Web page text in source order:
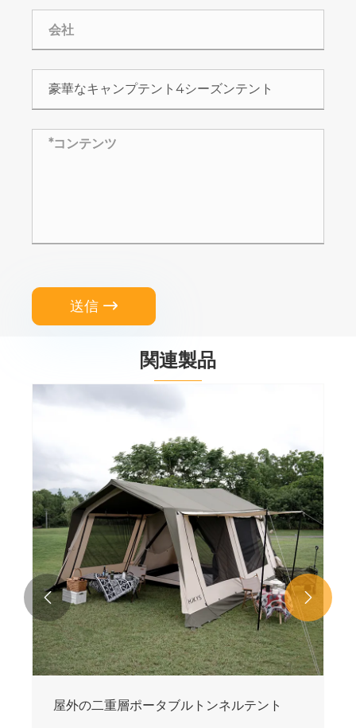
送信 
関連製品
屋外の二重層ポータブルトンネルテント
 